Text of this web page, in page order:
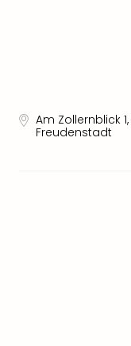
Am Zollernblick 1,
Freudenstadt